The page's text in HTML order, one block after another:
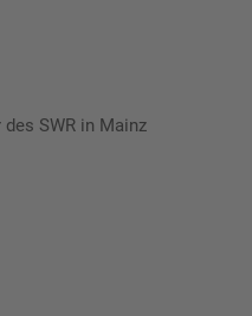
SWR in Mainz